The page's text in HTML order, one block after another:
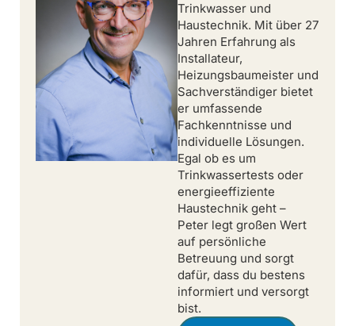
Trinkwasser und
Haustechnik. Mit über 27
Jahren Erfahrung als
Installateur,
Heizungsbaumeister und
Sachverständiger bietet
er umfassende
Fachkenntnisse und
individuelle Lösungen.
Egal ob es um
Trinkwassertests oder
energieeffiziente
Haustechnik geht –
Peter legt großen Wert
auf persönliche
Betreuung und sorgt
dafür, dass du bestens
informiert und versorgt
bist.